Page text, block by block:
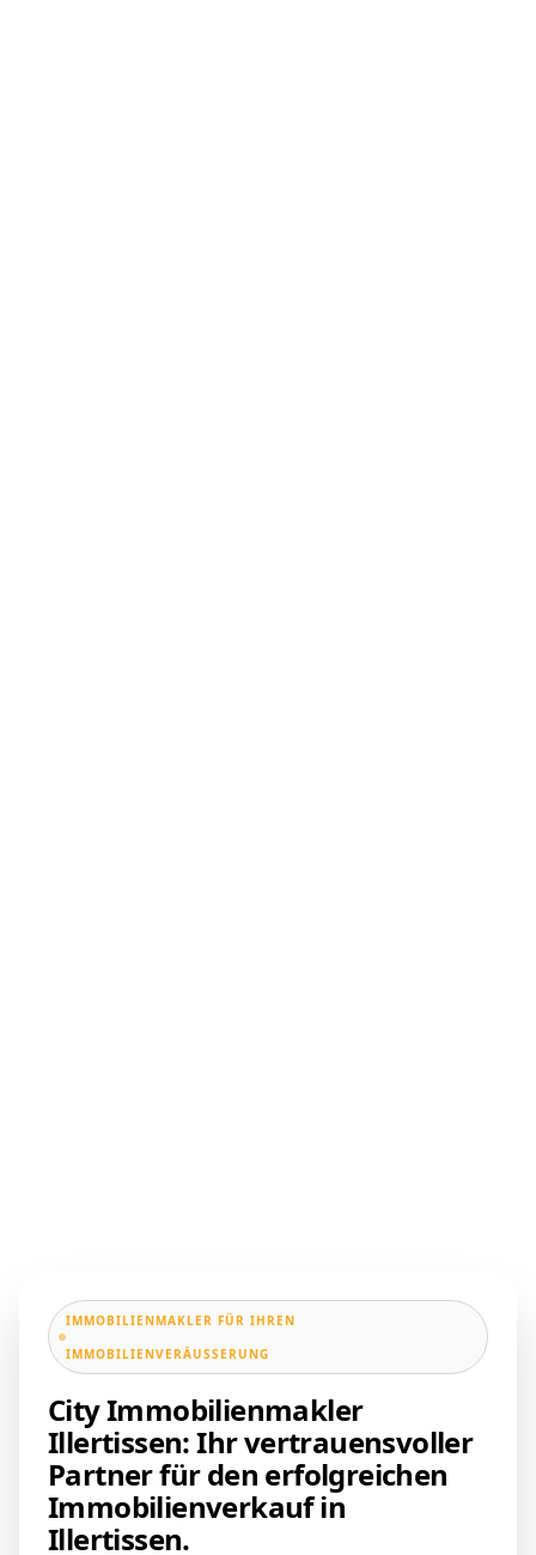
IMMOBILIENMAKLER FÜR IHREN
IMMOBILIENVERÄUSSERUNG
City Immobilienmakler
Illertissen: Ihr vertrauensvoller
Partner für den erfolgreichen
Immobilienverkauf in
Illertissen.